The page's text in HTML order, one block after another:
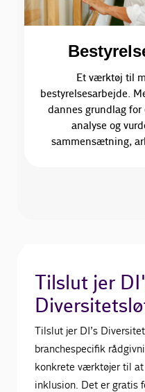
Et værktøj til
bestyrelsesarbejde.
dannes grundlag
analyse og
sammensætning,
Tilslut jer
Tilslut jer DI’s
branchespecifik
konkrete værktøjer til
inklusion. Det er gratis